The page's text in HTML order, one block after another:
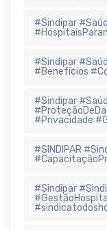
#Sindipar
#Sindipar
#Benefícios
#Sindipar
#Privacidade
#SINDIPAR
#Sindipar